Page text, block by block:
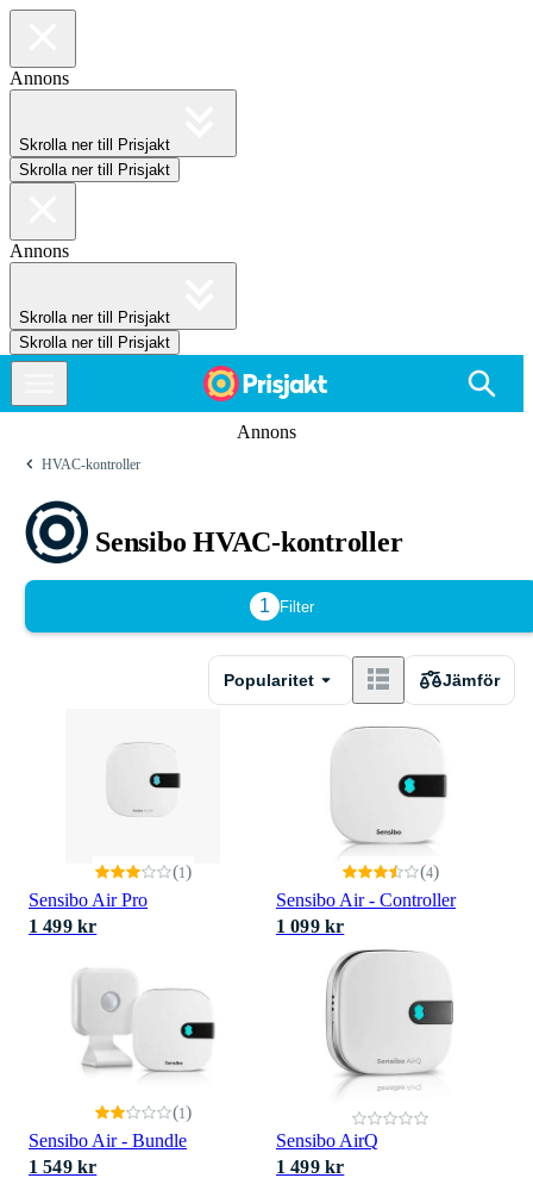
Annons
Skrolla ner till Prisjakt
Skrolla ner till Prisjakt
Annons
Skrolla ner till Prisjakt
Skrolla ner till Prisjakt
Annons
HVAC-kontroller
Sensibo HVAC-kontroller
1 Filter
Popularitet Jämför
Sensibo Air Pro
(1)
1 499 kr
Sensibo Air - Controller
(4)
1 099 kr
Sensibo Air - Bundle
(1)
1 549 kr
Sensibo AirQ
1 499 kr